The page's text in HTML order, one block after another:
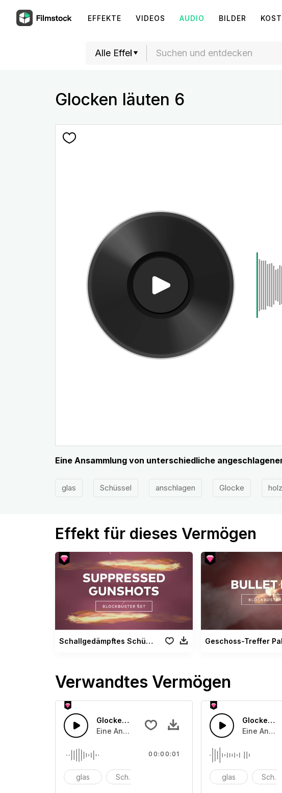
EFFEKTE VIDEOS AUDIO BILDER
Glocken läuten 6
Eine Ansammlung von unterschiedliche
glas Schüssel anschlagen Glocke holz
Effekt für dieses Vermögen
Schallgedämpftes Schüsse Paket Geschoss-Treffer
Verwandtes Vermögen
Glocken läuten 9
Eine Ansammlung von unterschiedliche
glas Schüssel
00:00:01
Glocken
Eine
glas